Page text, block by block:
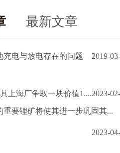
最新文章
充电与放电存在的问题 2019-
上海厂争取一块价值1....2023-
重要锂矿将使其进一步巩固其...
2023-